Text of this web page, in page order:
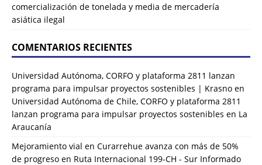
comercialización de tonelada y media de mercadería
asiática ilegal
COMENTARIOS RECIENTES
Universidad Autónoma, CORFO y plataforma 2811 lanzan
programa para impulsar proyectos sostenibles | Krasno en
Universidad Autónoma de Chile, CORFO y plataforma 2811
lanzan programa para impulsar proyectos sostenibles en La
Araucanía
Mejoramiento vial en Curarrehue avanza con más de 50%
de progreso en Ruta Internacional 199-CH - Sur Informado